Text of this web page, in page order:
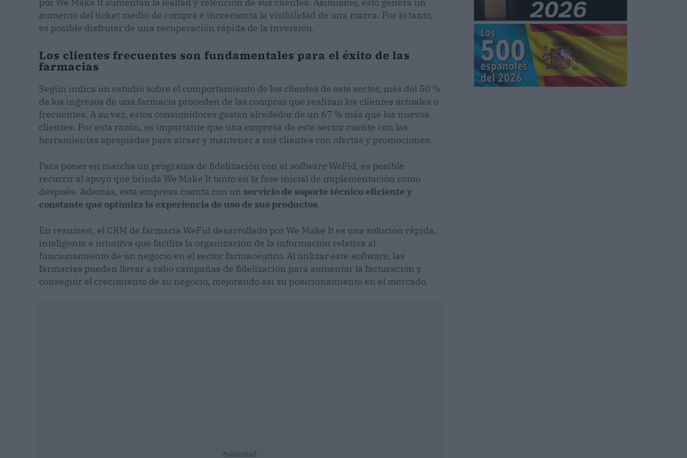
aumento del ticket medio de compra e incrementa la visibilidad de una marca. Por lo tanto,
es posible disfrutar de una recuperación rápida de la inversión.
Los clientes frecuentes son fundamentales para el éxito de las
farmacias
Según indica un estudio sobre el comportamiento de los clientes de este sector, más del 50 %
de los ingresos de una farmacia proceden de las compras que realizan los clientes actuales o
frecuentes. A su vez, estos consumidores gastan alrededor de un 67 % más que los nuevos
clientes. Por esta razón, es importante que una empresa de este sector cuente con las
herramientas apropiadas para atraer y mantener a sus clientes con ofertas y promociones.
Para poner en marcha un programa de fidelización con el softwareWeFid, es posible
recurrir al apoyo que brinda We Make It tanto en la fase inicial de implementación como
después. Además, esta empresa cuenta con un servicio de soporte técnico eficiente y
constante que optimiza la experiencia de uso de sus productos.
En resumen, el CRM de farmacia WeFid desarrollado por We Make It es una solución rápida,
inteligente e intuitiva que facilita la organización de la información relativa al
funcionamiento de un negocio en el sector farmacéutico. Al utilizar este software, las
farmacias pueden llevar a cabo campañas de fidelización para aumentar la facturación y
conseguir el crecimiento de su negocio, mejorando así su posicionamiento en el mercado.
Publicidad